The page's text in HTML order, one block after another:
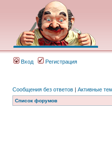
Вход Регистрация
Сообщения без ответов | Активные
Список форумов